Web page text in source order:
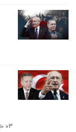
۰۳ خرداد ۱۴۰۲